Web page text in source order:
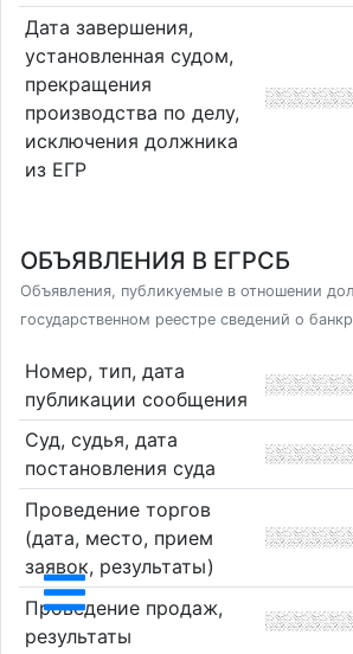
Дата завершения,
установленная судом,
прекращения
производства по делу,
исключения должника
из ЕГР
ОБЪЯВЛЕНИЯ В ЕГРСБ
Объявления, публикуемые в отношении
государственном реестре сведений о
Номер, тип, дата
публикации сообщения
Суд, судья, дата
постановления суда
Проведение торгов
(дата, место, прием
заявок, результаты)
Проведение продаж,
результаты